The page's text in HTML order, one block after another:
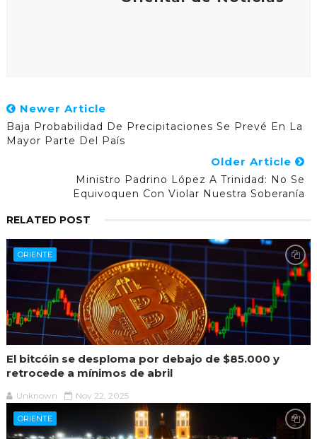
Newer Article
Baja Probabilidad De Precipitaciones Se Prevé En La
Mayor Parte Del País
Older Article
Ministro Padrino López A Trinidad: No Se
Equivoquen Con Violar Nuestra Soberanía
RELATED POST
ORIENTE
El bitcóin se desploma por debajo de $85.000 y
retrocede a mínimos de abril
Unknown Nov 22, 2025
ORIENTE